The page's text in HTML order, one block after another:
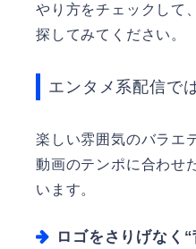
やり方をチェックして
探してみてください。
エンタメ系配信で
楽しい雰囲気のバラエ
動画のテンポに合わせ
います。
ロゴをさりげなく“